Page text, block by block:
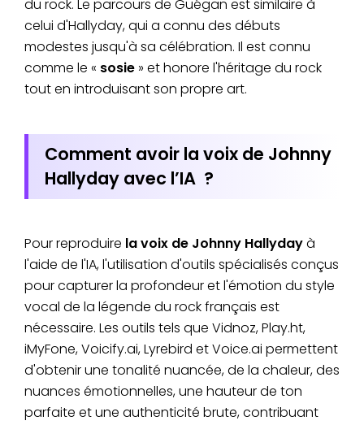
du rock. Le parcours de Guégan est similaire à
celui d'Hallyday, qui a connu des débuts
modestes jusqu'à sa célébration. Il est connu
comme le « sosie » et honore l'héritage du rock
tout en introduisant son propre art.
Comment avoir la voix de Johnny
Hallyday avec l’IA ?
Pour reproduire la voix de Johnny Hallydayà
l'aide de l'IA, l'utilisation d'outils spécialisés conçus
pour capturer la profondeur et l'émotion du style
vocal de la légende du rock français est
nécessaire. Les outils tels que Vidnoz, Play.ht,
iMyFone, Voicify.ai, Lyrebird et Voice.ai permettent
d'obtenir une tonalité nuancée, de la chaleur, des
nuances émotionnelles, une hauteur de ton
parfaite et une authenticité brute, contribuant